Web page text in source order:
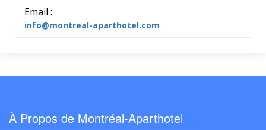
Email :
info@montreal-aparthotel.com
À Propos de Montréal-Aparthotel